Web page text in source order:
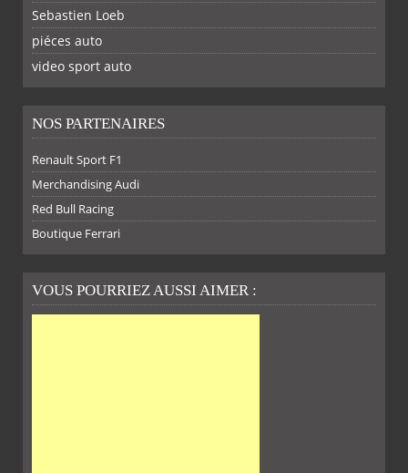
SUR SUR SUR SUR
FACEBOOKTWITTER
Sebastien Loeb
piéces auto
video sport auto
NOS PARTENAIRES
Renault Sport F1
Merchandising Audi
Red Bull Racing
Boutique Ferrari
VOUS POURRIEZ AUSSI AIMER :